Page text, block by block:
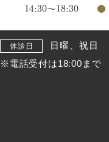
14:30～18:30
●
休診日
日曜、祝日
※電話受付は18:00まで